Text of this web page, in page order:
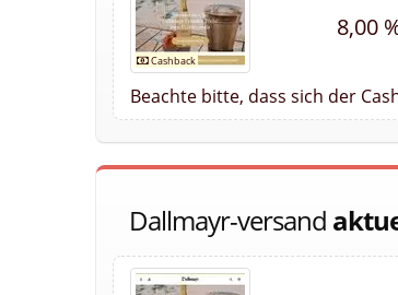
8,00
Beachte bitte, dass sich der
Dallmayr-versand